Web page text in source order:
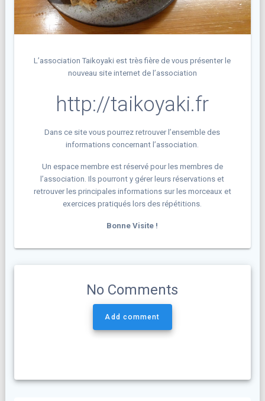
L’association Taikoyaki est très fière de vous présenter le
nouveau site internet de l’association
http://taikoyaki.fr
Dans ce site vous pourrez retrouver l’ensemble des
informations concernant l’association.
Un espace membre est réservé pour les membres de
l’association. Ils pourront y gérer leurs réservations et
retrouver les principales informations sur les morceaux et
exercices pratiqués lors des répétitions.
Bonne Visite !
No Comments
Add comment